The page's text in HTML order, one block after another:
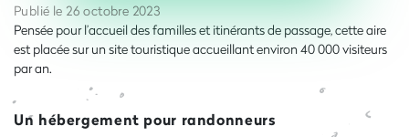
Publié le 26 octobre 2023
Pensée pour l’accueil des familles et itinérants de passage, cette aire
est placée sur un site touristique accueillant environ 40 000 visiteurs
par an.
Un hébergement pour randonneurs